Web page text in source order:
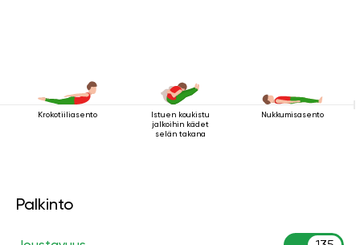
Krokotiiliasento
Istuen koukistu
jalkoihin kädet
selän takana
Nukkumisasento
Palkinto